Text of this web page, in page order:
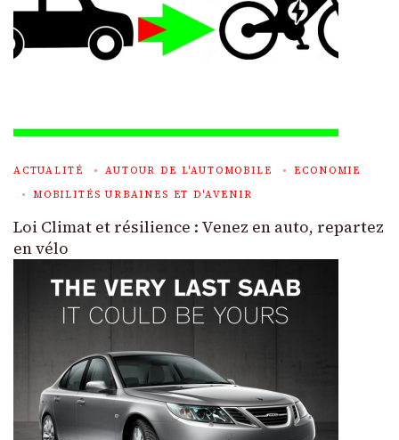
ACTUALITÉ AUTOUR DE L'AUTOMOBILE
ECONOMIE
MOBILITÉS URBAINES ET D'AVENIR
Loi Climat et résilience : Venez en auto, repartez
en vélo